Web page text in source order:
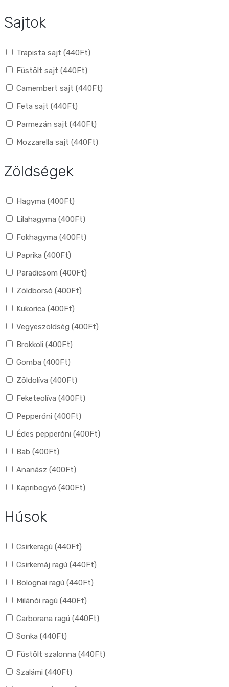
Sajtok
Trapista sajt (440Ft)
Füstölt sajt (440Ft)
Camembert sajt (440Ft)
Feta sajt (440Ft)
Parmezán sajt (440Ft)
Mozzarella sajt (440Ft)
Zöldségek
Hagyma (400Ft)
Lilahagyma (400Ft)
Fokhagyma (400Ft)
Paprika (400Ft)
Paradicsom (400Ft)
Zöldborsó (400Ft)
Kukorica (400Ft)
Vegyeszöldség (400Ft)
Brokkoli (400Ft)
Gomba (400Ft)
Zöldolíva (400Ft)
Feketeolíva (400Ft)
Pepperóni (400Ft)
Édes pepperóni (400Ft)
Bab (400Ft)
Ananász (400Ft)
Kapribogyó (400Ft)
Húsok
Csirkeragú (440Ft)
Csirkemáj ragú (440Ft)
Bolognai ragú (440Ft)
Milánói ragú (440Ft)
Carborana ragú (440Ft)
Sonka (440Ft)
Füstölt szalonna (440Ft)
Szalámi (440Ft)